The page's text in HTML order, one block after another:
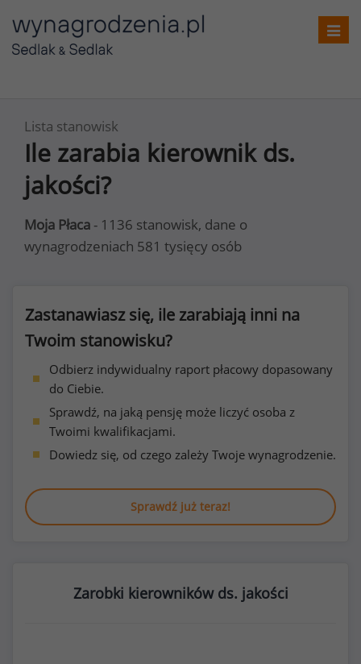
Lista stanowisk
Ile zarabia kierownik ds.
jakości?
Moja Płaca - 1136 stanowisk, dane o
wynagrodzeniach 581 tysięcy osób
Zastanawiasz się, ile zarabiają inni na
Twoim stanowisku?
Odbierz indywidualny raport płacowy dopasowany
do Ciebie.
Sprawdź, na jaką pensję może liczyć osoba z
Twoimi kwalifikacjami.
Dowiedz się, od czego zależy Twoje wynagrodzenie.
Sprawdź już teraz!
Zarobki kierowników ds. jakości